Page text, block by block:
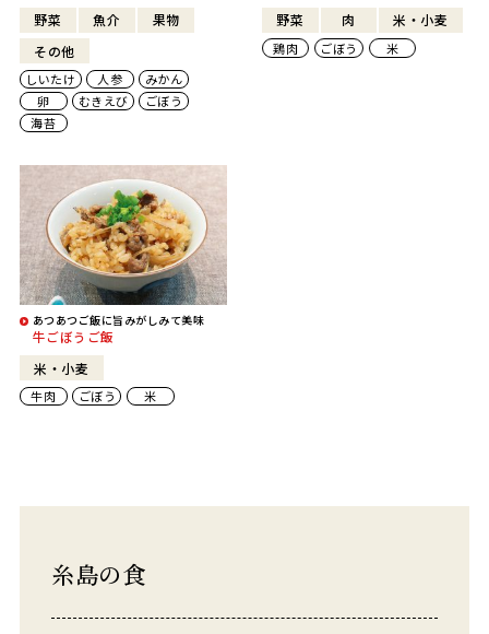
野菜
魚介
果物
その他
しいたけ 人参
みかん
卵
むきえび
ごぼう
海苔
野菜
肉 米・小麦
鶏肉 ごぼう 米
あつあつご飯に旨みがしみて美味
牛ごぼうご飯
米・小麦
牛肉 ごぼう 米
糸島の食